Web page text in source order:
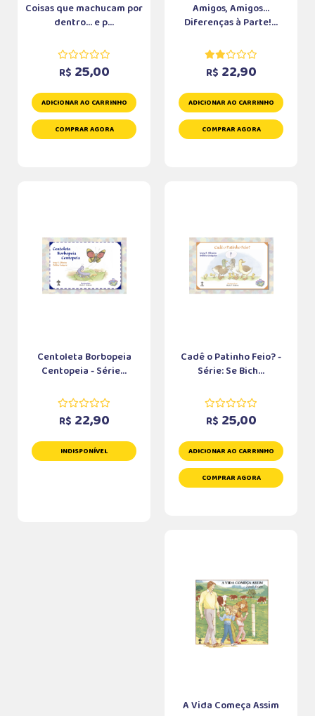
Coisas que machucam por
dentro... e p...
R$ 25,00
ADICIONAR AO CARRINHO
COMPRAR AGORA
Amigos, Amigos...
Diferenças à Parte!...
R$ 22,90
ADICIONAR AO CARRINHO
COMPRAR AGORA
Centoleta Borbopeia
Centopeia - Série...
R$ 22,90
INDISPONÍVEL
Cadê o Patinho Feio? -
Série: Se Bich...
R$ 25,00
ADICIONAR AO CARRINHO
COMPRAR AGORA
A Vida Começa Assim